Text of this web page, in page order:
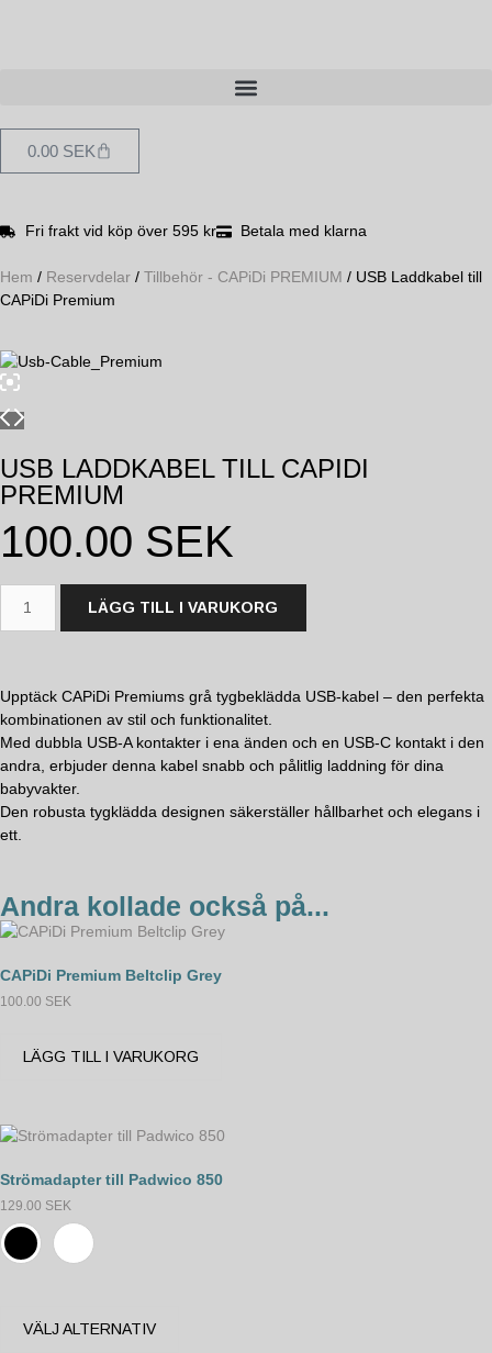
0.00 SEK
Fri frakt vid köp över 595 kr Betala med klarna
Hem / Reservdelar / Tillbehör - CAPiDi PREMIUM / USB Laddkabel till
CAPiDi Premium
USB LADDKABEL TILL CAPIDI
PREMIUM
100.00 SEK
LÄGG TILL I VARUKORG
Upptäck CAPiDi Premiums grå tygbeklädda USB-kabel – den perfekta
kombinationen av stil och funktionalitet.
Med dubbla USB-A kontakter i ena änden och en USB-C kontakt i den
andra, erbjuder denna kabel snabb och pålitlig laddning för dina
babyvakter.
Den robusta tygklädda designen säkerställer hållbarhet och elegans i
ett.
Andra kollade också på...
CAPiDi Premium Beltclip Grey
100.00 SEK
LÄGG TILL I VARUKORG
Strömadapter till Padwico 850
129.00 SEK
VÄLJ ALTERNATIV